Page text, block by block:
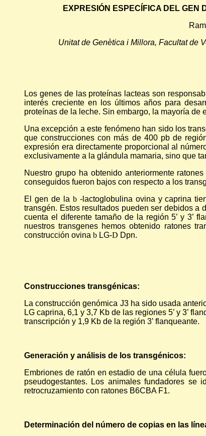
EXPRESIÓN ESPECÍFICA DEL GEN
Unitat de Genètica i Millora, Facultat de
Los genes de las proteínas lacteas son
interés creciente en los últimos años para
proteínas de la leche. Sin embargo, la mayoría de
Una excepción a este fenómeno han sido los
que construcciones con más de 400 pb de
expresión era directamente proporcional al
exclusivamente a la glándula mamaria, sino que
Nuestro grupo ha obtenido anteriormente
conseguidos fueron bajos con respecto a los
El gen de la b-lactoglobulina ovina y caprina
transgén. Estos resultados pueden ser debidos a
cuenta el diferente tamaño de la región 5’ y 3’
nuestros transgenes hemos obtenido ratones
construcción ovina b LG-D Dpn.
Construcciones transgénicas:
La construcción genómica J3 ha sido usada
LG caprina, 6,1 y 3,7 Kb de las regiones 5’ y 3’
transcripción y 1,9 Kb de la región 3’ flanqueante.
Generación y análisis de los transgénicos:
Embriones de ratón en estadio de una célula
pseudogestantes. Los animales fundadores
retrocruzamiento con ratones B6CBA F1.
Determinación del número de copias en las